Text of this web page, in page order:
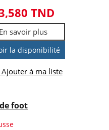
TND
En savoir plus
la disponibilité
à ma liste
foot